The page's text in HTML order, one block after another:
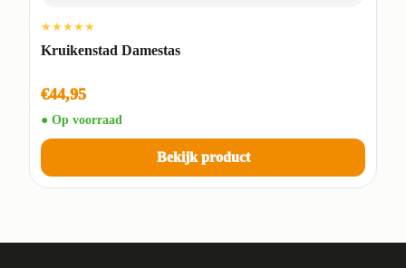
★★★★★
Kruikenstad Damestas
€44,95
● Op voorraad
Bekijk product